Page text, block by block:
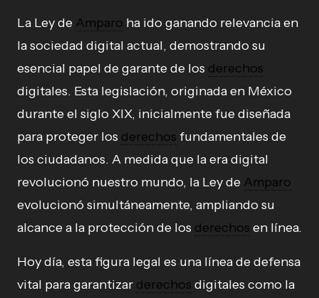
La Ley de Amparo ha ido ganando relevancia en
la sociedad digital actual, demostrando su
esencial papel de garante de los derechos
digitales. Esta legislación, originada en México
durante el siglo XIX, inicialmente fue diseñada
para proteger los derechos fundamentales de
los ciudadanos. A medida que la era digital
revolucionó nuestro mundo, la Ley de Amparo
evolucionó simultáneamente, ampliando su
alcance a la protección de los derechos en línea.
Hoy día, esta figura legal es una línea de defensa
vital para garantizar derechos digitales como la